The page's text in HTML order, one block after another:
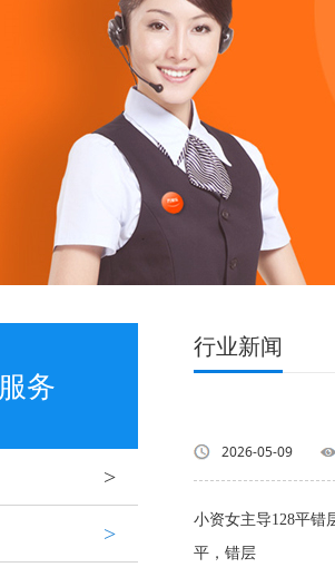
务
>
>
行业新闻
2026-05-09
小资女主导128平错
平，错层 2010年